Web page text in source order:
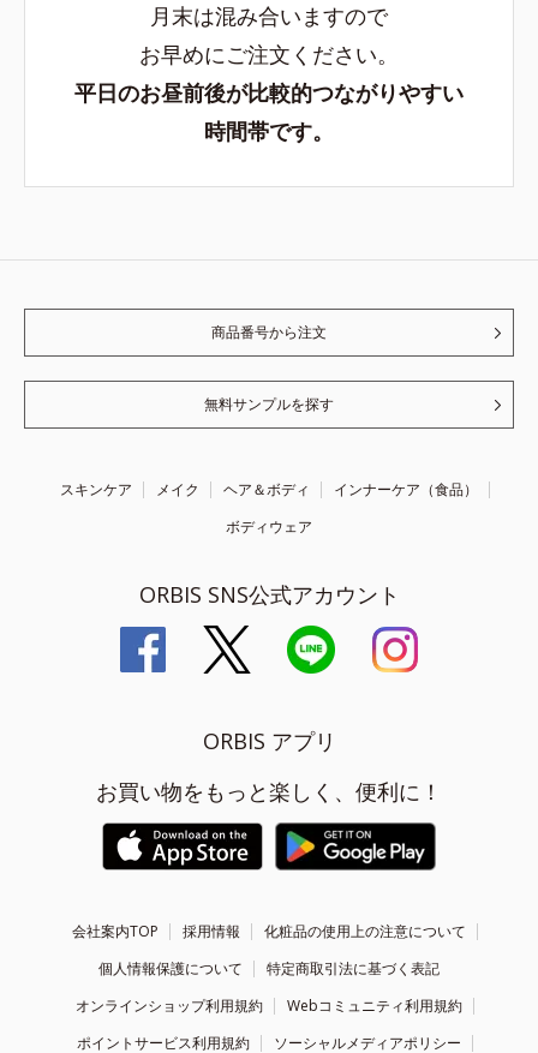
月末は混み合いますので
お早めにご注文ください。
平日のお昼前後が比較的つながりやすい
時間帯です。
商品番号から注文
無料サンプルを探す
スキンケア メイク ヘア＆ボディ
インナーケア（食品）
ボディウェア
ORBIS SNS公式アカウント
ORBIS アプリ
お買い物をもっと楽しく、便利に！
会社案内TOP 採用情報
化粧品の使用上の注意について
個人情報保護について
特定商取引法に基づく表記
オンラインショップ利用規約
Webコミュニティ利用規約
ポイントサービス利用規約
ソーシャルメディアポリシー